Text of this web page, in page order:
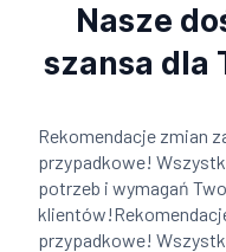
Nasze
szansa dla
Rekomendacje zmian
przypadkowe!
potrzeb i wymagań
przypadkowe!